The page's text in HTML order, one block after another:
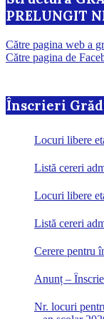
PRELUNGIT
Către pagina web a
Către pagina de
Înscrieri
Locuri libere
Listă cereri
Locuri libere
Listă cereri
Cerere pentru
Anunț –
Nr. locuri pentru